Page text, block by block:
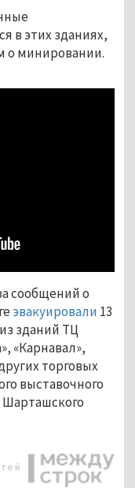
в этих зданиях,
о минировании.
сообщений о
эвакуировали 13
зданий ТЦ
«Карнавал»,
торговых
выставочного
Шарташского